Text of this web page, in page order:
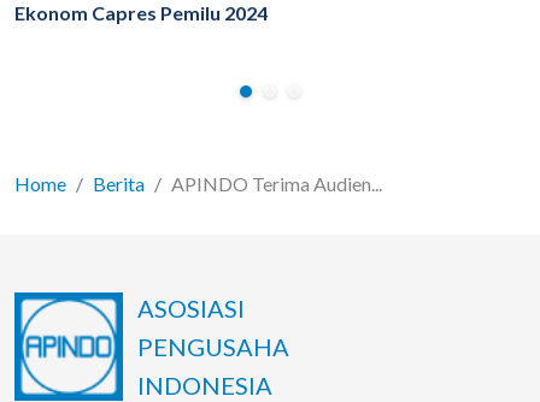
Ekonom Capres Pemilu 2024
Home Berita APINDO Terima Audien...
ASOSIASI
PENGUSAHA
INDONESIA